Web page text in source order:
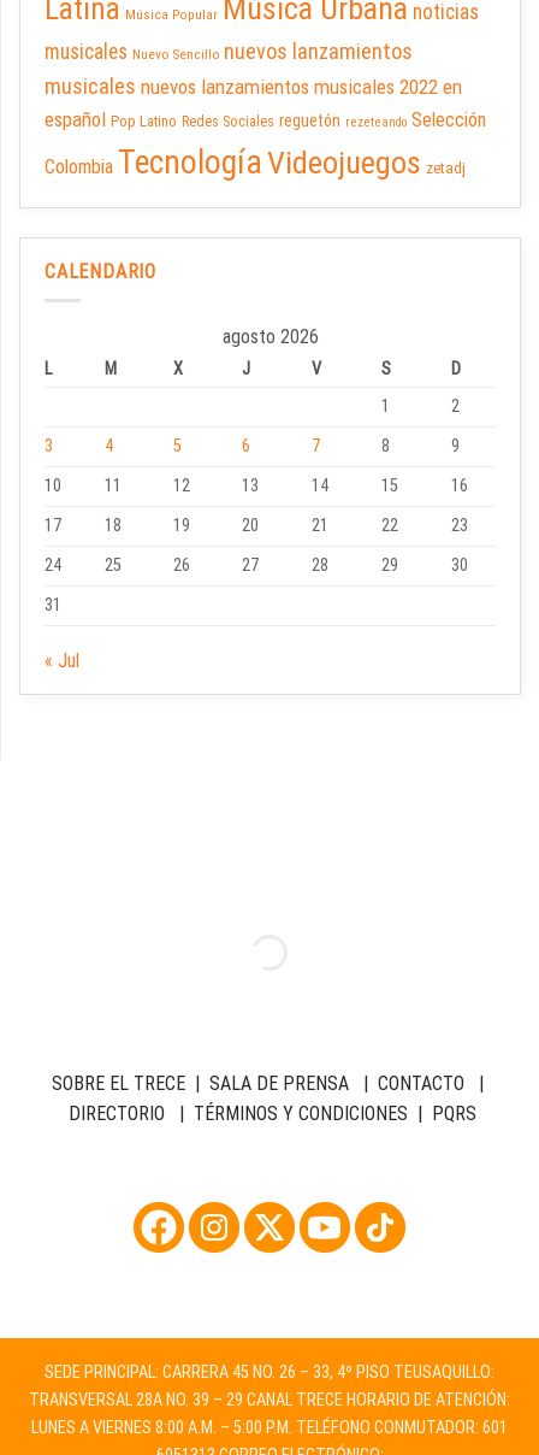
Latina Música Popular Música Urbana noticias
musicales Nuevo Sencillo nuevos lanzamientos
musicales nuevos lanzamientos musicales 2022 en
español Pop Latino Redes Sociales reguetón rezeteando Selección
Colombia TecnologíaVideojuegos zetadj
CALENDARIO
agosto 2026
L M X J V S
D
1
2
3
4 5 6 7 8
9
10
11 12 13 14 15
16
17
18 19 20 21 22
23
24
25 26 27 28 29
30
31
« Jul
SOBRE EL TRECE| SALA DE PRENSA| CONTACTO |
DIRECTORIO | TÉRMINOS Y CONDICIONES | PQRS
SEDE PRINCIPAL: CARRERA 45 NO. 26 – 33, 4º PISO TEUSAQUILLO:
TRANSVERSAL 28A NO. 39 – 29 CANAL TRECE HORARIO DE ATENCIÓN:
LUNES A VIERNES 8:00 A.M. – 5:00 P.M. TELÉFONO CONMUTADOR: 601